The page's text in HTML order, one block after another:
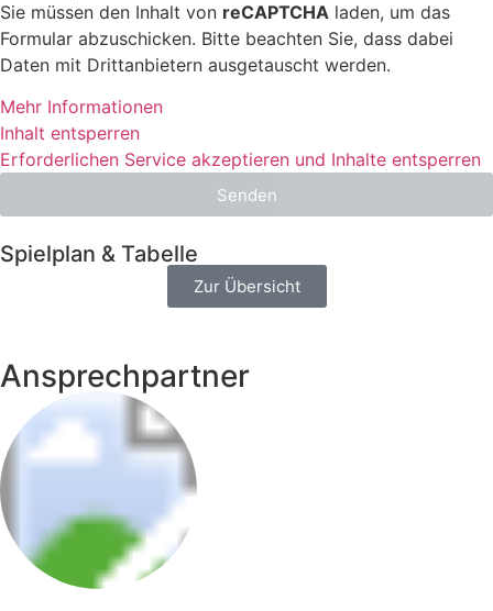
Sie müssen den Inhalt von reCAPTCHA laden, um das
Formular abzuschicken. Bitte beachten Sie, dass dabei
Daten mit Drittanbietern ausgetauscht werden.
Mehr Informationen
Inhalt entsperren
Erforderlichen Service akzeptieren und Inhalte entsperren
Senden
Spielplan & Tabelle
Zur Übersicht
Ansprechpartner